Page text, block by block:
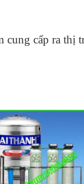
cung cấp ra
ADD TO
WISHLIST